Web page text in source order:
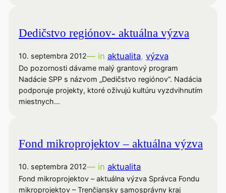
Dedičstvo regiónov- aktuálna výzva
10. septembra 2012— in aktualita, výzva
Do pozornosti dávame malý grantový program
Nadácie SPP s názvom „Dedičstvo regiónov“. Nadácia
podporuje projekty, ktoré oživujú kultúru vyzdvihnutím
miestnych…
Fond mikroprojektov – aktuálna výzva
10. septembra 2012— in aktualita
Fond mikroprojektov – aktuálna výzva Správca Fondu
mikroprojektov – Trenčiansky samosprávny kraj